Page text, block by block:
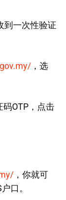
到一次性验证
，选
OTP，点击
，你就可
口。